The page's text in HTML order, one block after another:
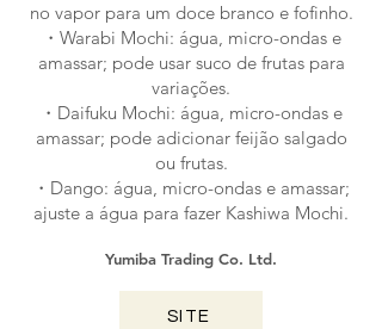
no vapor para um doce branco e fofinho.
・Warabi Mochi: água, micro-ondas e
amassar; pode usar suco de frutas para
variações.
・Daifuku Mochi: água, micro-ondas e
amassar; pode adicionar feijão salgado
ou frutas.
・Dango: água, micro-ondas e amassar;
ajuste a água para fazer Kashiwa Mochi.
Yumiba Trading Co. Ltd.
SITE